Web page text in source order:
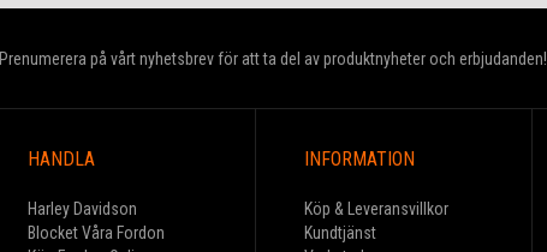
Prenumerera på vårt nyhetsbrev för att ta del av produktnyheter och erbjudanden!
HANDLA
Harley Davidson
Blocket Våra Fordon
INFORMATION
Köp & Leveransvillkor
Kundtjänst